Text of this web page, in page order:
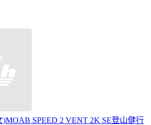
)MOAB SPEED 2 VENT 2K SE登山健行